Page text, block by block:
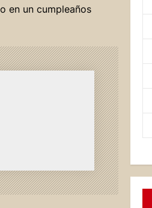
en un cumpleaños